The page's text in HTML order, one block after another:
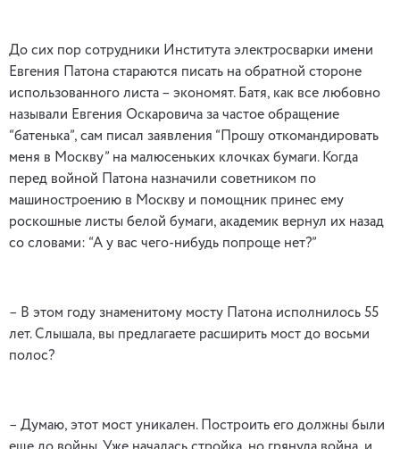
До сих пор сотрудники Института электросварки имени
Евгения Патона стараются писать на обратной стороне
использованного листа – экономят. Батя, как все любовно
называли Евгения Оскаровича за частое обращение
“батенька”, сам писал заявления “Прошу откомандировать
меня в Москву” на малюсеньких клочках бумаги. Когда
перед войной Патона назначили советником по
машиностроению в Москву и помощник принес ему
роскошные листы белой бумаги, академик вернул их назад
со словами: “А у вас чего-нибудь попроще нет?”
– В этом году знаменитому мосту Патона исполнилось 55
лет. Слышала, вы предлагаете расширить мост до восьми
полос?
– Думаю, этот мост уникален. Построить его должны были